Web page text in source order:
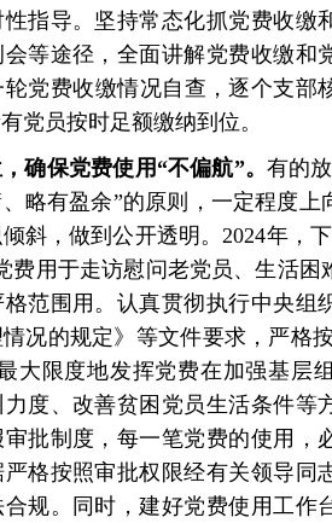
指导。坚持常态化抓党费收缴
等途径，全面讲解党费收缴和
党费收缴情况自查，逐个支部
党员按时足额缴纳到位。
确保党费使用“不偏航”。有的
略有盈余”的原则，一定程度
斜，做到公开透明。2024年，
费用于走访慰问老党员、生活
范围用。认真贯彻执行中央组
况的规定》等文件要求，严格
大限度地发挥党费在加强基层
度、改善贫困党员生活条件等
批制度，每一笔党费的使用，
格按照审批权限经有关领导同
规。同时，建好党费使用工作